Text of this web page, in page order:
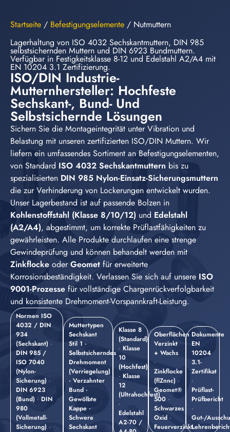
Startseite / Befestigungselemente / Nutmuttern
Lagerhaltung von ISO 4032 Sechskantmuttern, DIN 985
selbstsichernden Muttern und DIN 6923 Bundmuttern.
Verfügbar in Festigkeitsklasse 8-12 und Edelstahl A2/A4 mit
EN 10204 3.1 Zertifizierung.
ISO/DIN Industrie-
Mutternhersteller: Hochfeste
Sechskant-, Bund- Und
Selbstsichernde Lösungen
Sichern Sie die Montageintegrität unter Vibration und
Belastung mit unseren zertifizierten ISO/DIN Muttern. Wir
liefern ein umfassendes Sortiment an Befestigungselementen,
von Standard ISO 4032 Sechskantmuttern bis zu
spezialisierten DIN 985 Nylon-Einsatz-Sicherungsmuttern
die zur Verhinderung von Lockerungen entwickelt wurden.
Unser Lagerbestand ist auf passende Bolzen in
Kohlenstoffstahl (Klasse 8/10/12) und Edelstahl
(A2/A4), abgestimmt, um korrekte Prüflastfähigkeiten zu
gewährleisten. Alle Produkte durchlaufen eine strenge
Gewindeprüfung und können behandelt werden mit
Zinkflocke oderGeomet für erweiterte
Korrosionsbeständigkeit. Verlassen Sie sich auf unsere ISO
9001-Prozesse für vollständige Chargenrückverfolgbarkeit
und konsistente Drehmoment-Vorspannkraft-Leistung.
Normen ISO
4032 / DIN
934
(Sechskant) ·
DIN 985 /
ISO 7040
(Nylon-
Sicherung) ·
DIN 6923
(Bund) · DIN
980
(Vollmetall-
Sicherung) ·
Muttertypen
Sechskant
Stil 1 ·
Selbstsicherndes
Drehmoment
(Verriegelung)
·Verzahnter
Bund ·
Gewölbte
Kappe ·
Schwere
Sechskant
Klasse 8
(Standard)
· Klasse
10
(Hochfest)
· Klasse
12
(Ultrahochfest)
·
Edelstahl
A2-70 /
Oberflächen
Verzinkt
+ Wachs
·
Zinkflocke
(flZnnc) ·
Geomet®
500 ·
Schwarzes
Oxid ·
Feuerverzinkt
Dokumente
EN
10204
3.1-
Zertifikat
·
Prüflast-
Prüfbericht
·
Gut-/